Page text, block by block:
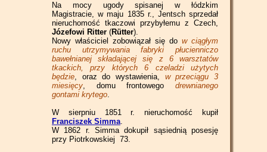
Na mocy ugody spisanej w łódzkim
Magistracie, w maju 1835 r., Jentsch sprzedał
nieruchomość tkaczowi przybyłemu z Czech,
Józefowi Ritter (Rütter).
Nowy właściciel zobowiązał się do w ciągłym
ruchu utrzymywania fabryki płucienniczo
bawełnianej składającej się z 6 warsztatów
tkackich, przy których 6 czeladzi użytych
będzie, oraz do wystawienia, w przeciągu 3
miesięcy, domu frontowego drewnianego
gontami krytego.
W sierpniu 1851 r. nieruchomość kupił
Franciszek Simma.
W 1862 r. Simma dokupił sąsiednią posesję
przy Piotrkowskiej 73.